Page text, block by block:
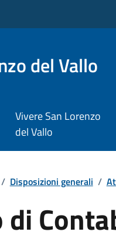
del Vallo
Vivere San Lorenzo
del Vallo
/ Disposizioni generali /
di